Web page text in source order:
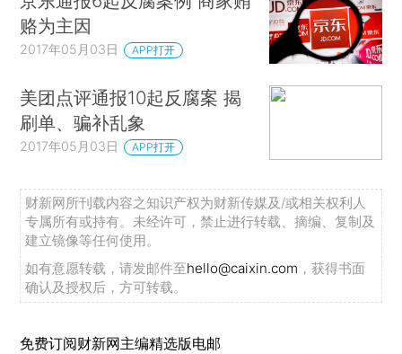
赂为主因
2017年05月03日 APP打开
美团点评通报10起反腐案 揭
刷单、骗补乱象
2017年05月03日 APP打开
财新网所刊载内容之知识产权为财新传媒及/或相关权利人
专属所有或持有。未经许可，禁止进行转载、摘编、复制及
建立镜像等任何使用。
如有意愿转载，请发邮件至hello@caixin.com ，获得书面
确认及授权后，方可转载。
免费订阅财新网主编精选版电邮